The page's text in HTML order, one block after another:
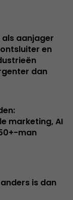
aanjager
en
dan
marketing, AI
man
is dan